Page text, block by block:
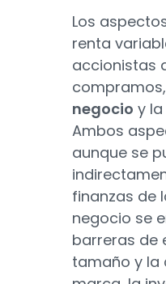
Los
renta
accionistas
negocio y la
Ambos
aunque se
finanzas de
negocio se
barreras de
tamaño y la